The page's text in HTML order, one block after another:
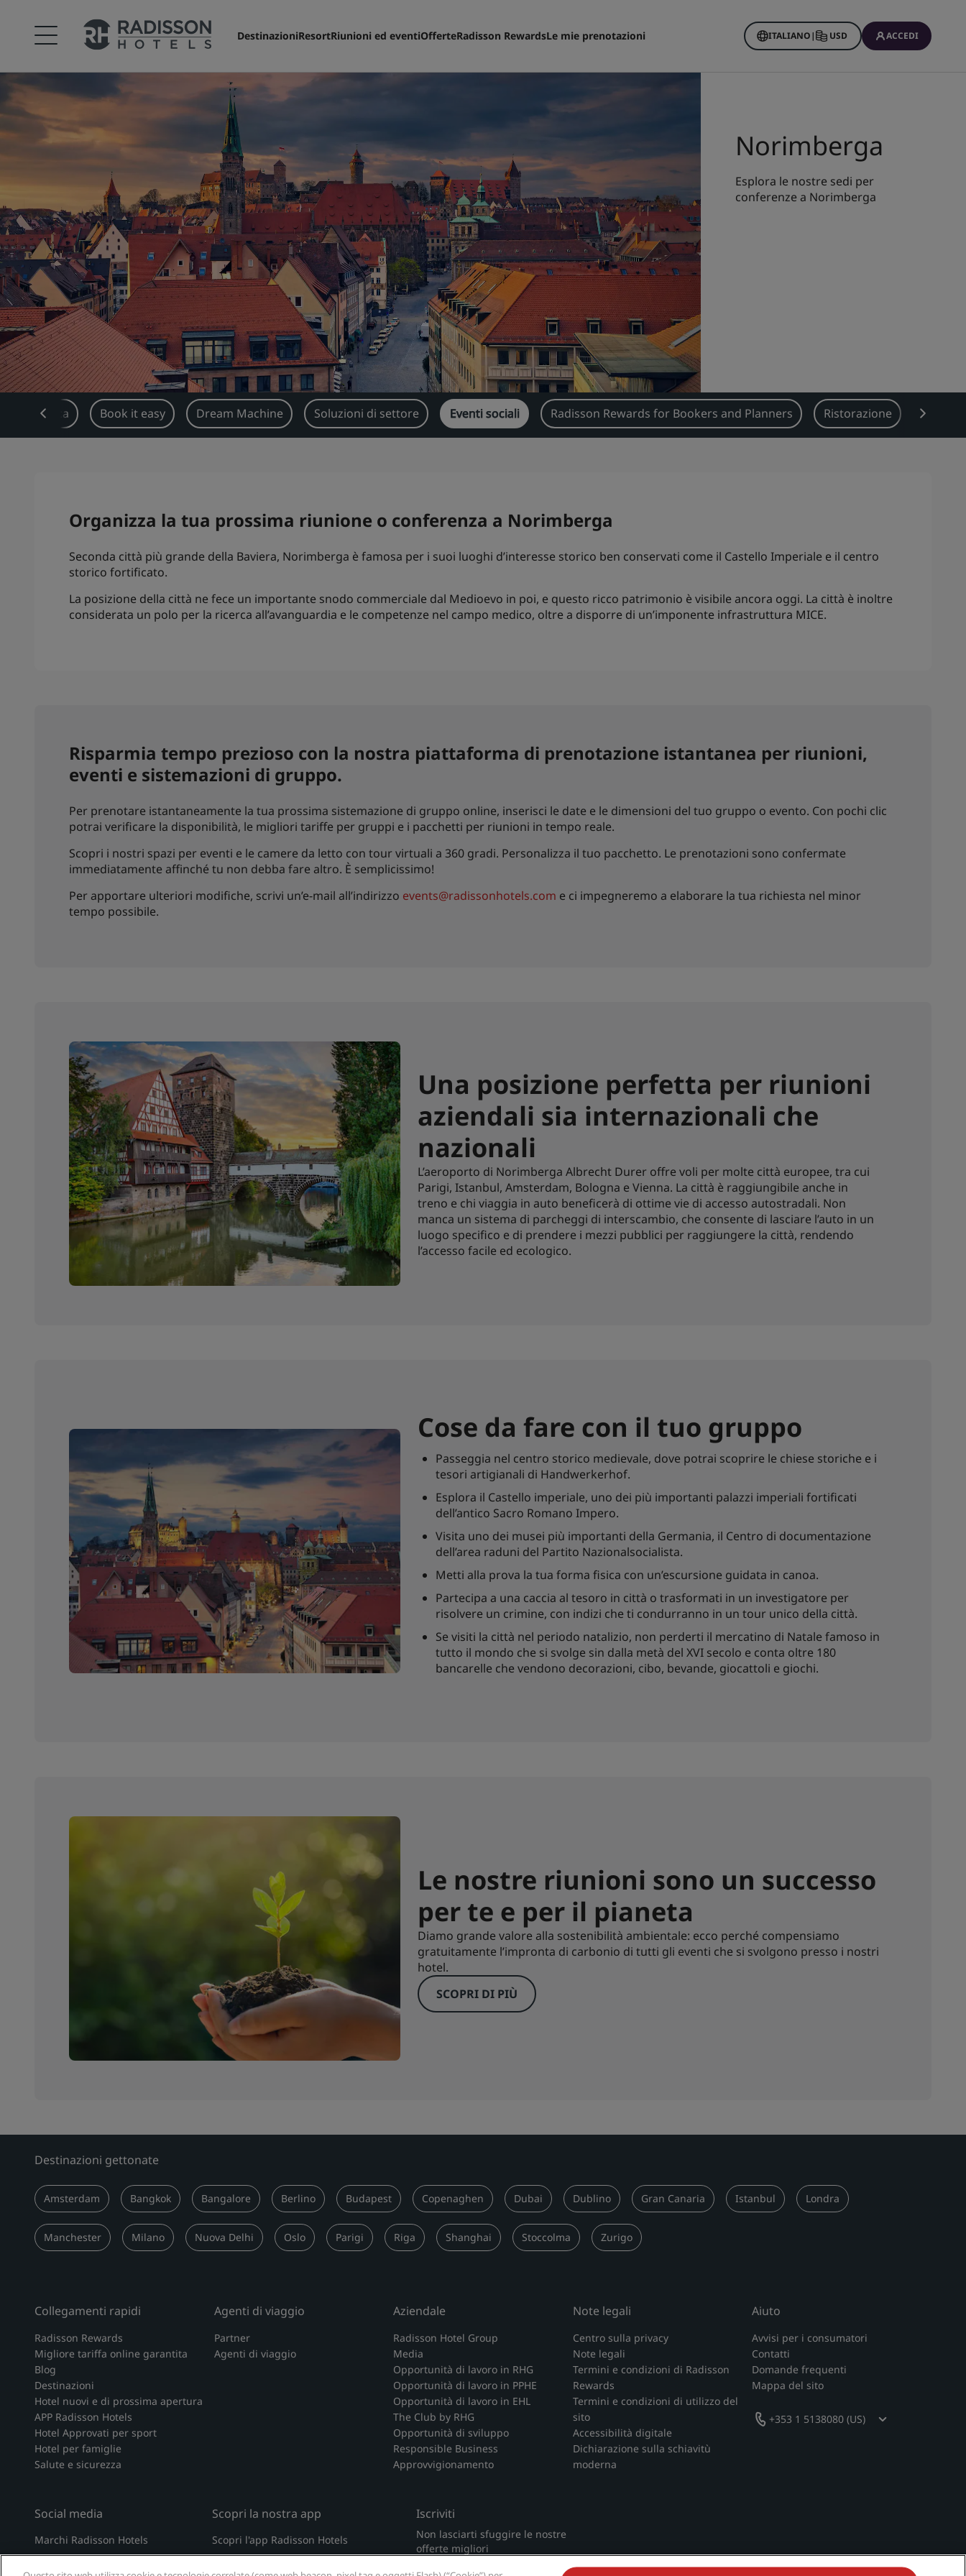
DestinazioniResortRiunioni ed eventiOfferteRadisson RewardsLe mie prenotazioni ITALIANO| USD ACCEDI
Norimberga
Esplora le nostre sedi per
conferenze a Norimberga
Panoramica Book it easy Dream Machine Soluzioni di settore Eventi sociali Radisson Rewards for Bookers and Planners Ristorazione Tipi di
Organizza la tua prossima riunione o conferenza a Norimberga
Seconda città più grande della Baviera, Norimberga è famosa per i suoi luoghi d’interesse storico ben conservati come il Castello Imperiale e il centro
storico fortificato.
La posizione della città ne fece un importante snodo commerciale dal Medioevo in poi, e questo ricco patrimonio è visibile ancora oggi. La città è inoltre
considerata un polo per la ricerca all’avanguardia e le competenze nel campo medico, oltre a disporre di un’imponente infrastruttura MICE.
Risparmia tempo prezioso con la nostra piattaforma di prenotazione istantanea per riunioni,
eventi e sistemazioni di gruppo.
Per prenotare istantaneamente la tua prossima sistemazione di gruppo online, inserisci le date e le dimensioni del tuo gruppo o evento. Con pochi clic
potrai verificare la disponibilità, le migliori tariffe per gruppi e i pacchetti per riunioni in tempo reale.
Scopri i nostri spazi per eventi e le camere da letto con tour virtuali a 360 gradi. Personalizza il tuo pacchetto. Le prenotazioni sono confermate
immediatamente affinché tu non debba fare altro. È semplicissimo!
Per apportare ulteriori modifiche, scrivi un’e-mail all’indirizzo events@radissonhotels.com e ci impegneremo a elaborare la tua richiesta nel minor
tempo possibile.
Una posizione perfetta per riunioni
aziendali sia internazionali che
nazionali
L’aeroporto di Norimberga Albrecht Durer offre voli per molte città europee, tra cui
Parigi, Istanbul, Amsterdam, Bologna e Vienna. La città è raggiungibile anche in
treno e chi viaggia in auto beneficerà di ottime vie di accesso autostradali. Non
manca un sistema di parcheggi di interscambio, che consente di lasciare l’auto in un
luogo specifico e di prendere i mezzi pubblici per raggiungere la città, rendendo
l’accesso facile ed ecologico.
Cose da fare con il tuo gruppo
Passeggia nel centro storico medievale, dove potrai scoprire le chiese storiche e i
tesori artigianali di Handwerkerhof.
Esplora il Castello imperiale, uno dei più importanti palazzi imperiali fortificati
dell’antico Sacro Romano Impero.
Visita uno dei musei più importanti della Germania, il Centro di documentazione
dell’area raduni del Partito Nazionalsocialista.
Metti alla prova la tua forma fisica con un’escursione guidata in canoa.
Partecipa a una caccia al tesoro in città o trasformati in un investigatore per
risolvere un crimine, con indizi che ti condurranno in un tour unico della città.
Se visiti la città nel periodo natalizio, non perderti il mercatino di Natale famoso in
tutto il mondo che si svolge sin dalla metà del XVI secolo e conta oltre 180
bancarelle che vendono decorazioni, cibo, bevande, giocattoli e giochi.
Le nostre riunioni sono un successo
per te e per il pianeta
Diamo grande valore alla sostenibilità ambientale: ecco perché compensiamo
gratuitamente l’impronta di carbonio di tutti gli eventi che si svolgono presso i nostri
hotel.
SCOPRI DI PIÙ
Destinazioni gettonate
Amsterdam Bangkok Bangalore Berlino Budapest Copenaghen Dubai Dublino Gran Canaria Istanbul Londra
Manchester Milano Nuova Delhi Oslo Parigi Riga Shanghai Stoccolma Zurigo
Collegamenti rapidi
Radisson Rewards
Migliore tariffa online garantita
Blog
Destinazioni
Hotel nuovi e di prossima apertura
APP Radisson Hotels
Hotel Approvati per sport
Hotel per famiglie
Salute e sicurezza
Agenti di viaggio
Partner
Agenti di viaggio
Aziendale
Radisson Hotel Group
Media
Opportunità di lavoro in RHG
Opportunità di lavoro in PPHE
Opportunità di lavoro in EHL
The Club by RHG
Opportunità di sviluppo
Responsible Business
Approvvigionamento
Note legali
Centro sulla privacy
Note legali
Termini e condizioni di Radisson
Rewards
Termini e condizioni di utilizzo del
sito
Accessibilità digitale
Dichiarazione sulla schiavitù
moderna
Aiuto
Avvisi per i consumatori
Contatti
Domande frequenti
Mappa del sito
+353 1 5138080 (US)
Social media
Marchi Radisson Hotels
Scopri la nostra app
Scopri l'app Radisson Hotels
Iscriviti
Non lasciarti sfuggire le nostre
offerte migliori